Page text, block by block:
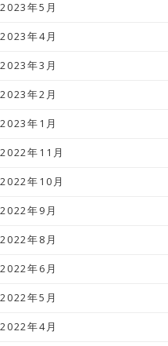
2023年5月
2023年4月
2023年3月
2023年2月
2023年1月
2022年11月
2022年10月
2022年9月
2022年8月
2022年6月
2022年5月
2022年4月